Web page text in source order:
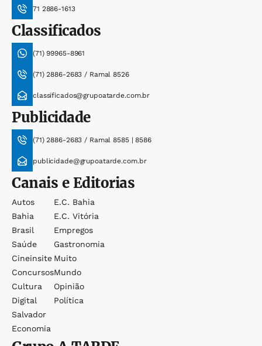
71 2886-1613
Classificados
(71) 99965-8961
(71) 2886-2683 / Ramal 8526
classificados@grupoatarde.com.br
Publicidade
(71) 2886-2683 / Ramal 8585 | 8586
publicidade@grupoatarde.com.br
Canais e Editorias
Autos
Bahia
Brasil
Saúde
Cineinsite
Concursos
Cultura
Digital
Salvador
Economia
E.c. Bahia
E.c. Vitória
Empregos
Gastronomia
Muito
Mundo
Opinião
Política